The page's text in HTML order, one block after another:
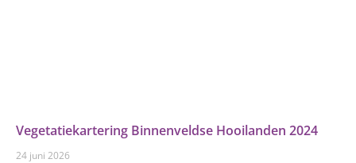
Vegetatiekartering Binnenveldse Hooilanden 2024
24 juni 2026